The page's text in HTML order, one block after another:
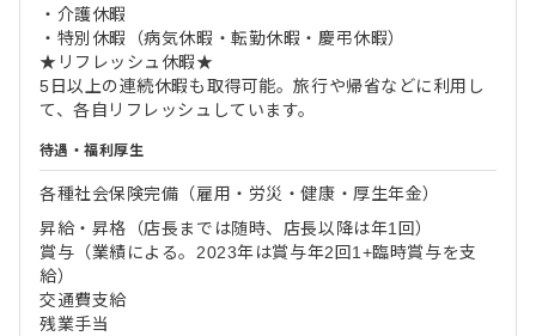
・介護休暇
・特別休暇（病気休暇・転勤休暇・慶弔休暇）
★リフレッシュ休暇★
5日以上の連続休暇も取得可能。旅行や帰省などに利用し
て、各自リフレッシュしています。
待遇・福利厚生
各種社会保険完備（雇用・労災・健康・厚生年金）
昇給・昇格（店長までは随時、店長以降は年1回）
賞与（業績による。2023年は賞与年2回1+臨時賞与を支
給）
交通費支給
残業手当